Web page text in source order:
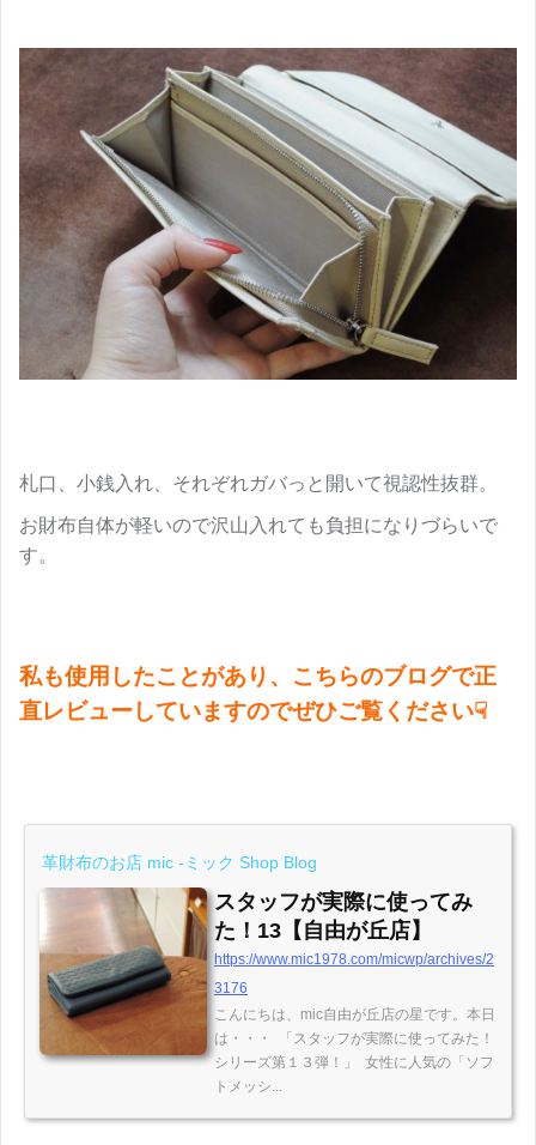
札口、小銭入れ、それぞれガバっと開いて視認性抜群。
お財布自体が軽いので沢山入れても負担になりづらいで
す。
私も使用したことがあり、こちらのブログで正
直レビューしていますのでぜひご覧ください☟
革財布のお店 mic -ミック Shop Blog
スタッフが実際に使ってみ
た！13【自由が丘店】
https://www.mic1978.com/micwp/archives/2
3176
こんにちは、mic自由が丘店の星です。本日
は・・・ 「スタッフが実際に使ってみた！
シリーズ第１３弾！」 女性に人気の「ソフ
トメッシ...